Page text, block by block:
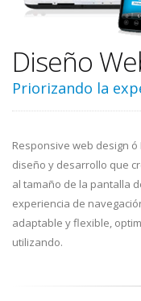
Diseño
Priorizando la
Responsive web design
diseño y desarrollo que
al tamaño de la pantalla
experiencia de
adaptable y flexible,
utilizando.